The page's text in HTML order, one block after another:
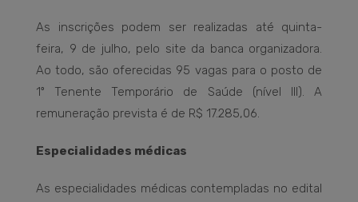
As inscrições podem ser realizadas até quinta-
feira, 9 de julho, pelo site da banca organizadora.
Ao todo, são oferecidas 95 vagas para o posto de
1º Tenente Temporário de Saúde (nível III). A
remuneração prevista é de R$ 17.285,06.
Especialidades médicas
As especialidades médicas contempladas no edital